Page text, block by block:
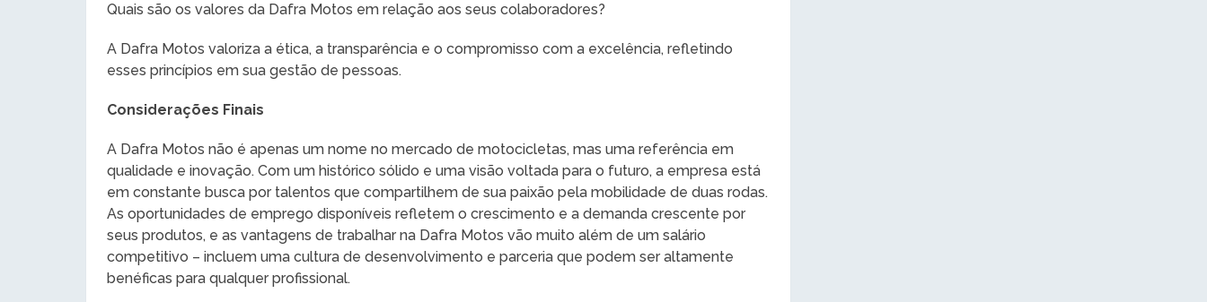
Quais são os valores da Dafra Motos em relação aos seus colaboradores?
A Dafra Motos valoriza a ética, a transparência e o compromisso com a excelência, refletindo
esses princípios em sua gestão de pessoas.
Considerações Finais
A Dafra Motos não é apenas um nome no mercado de motocicletas, mas uma referência em
qualidade e inovação. Com um histórico sólido e uma visão voltada para o futuro, a empresa está
em constante busca por talentos que compartilhem de sua paixão pela mobilidade de duas rodas.
As oportunidades de emprego disponíveis refletem o crescimento e a demanda crescente por
seus produtos, e as vantagens de trabalhar na Dafra Motos vão muito além de um salário
competitivo – incluem uma cultura de desenvolvimento e parceria que podem ser altamente
benéficas para qualquer profissional.